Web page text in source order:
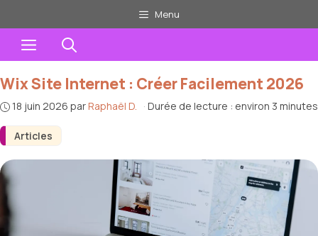
au
contenu
Menu
Menu
Articles
Wix Site Internet : Créer Facilement 2026
18 juin 2026 parRaphaël D. · Durée de lecture : environ 3 minutes